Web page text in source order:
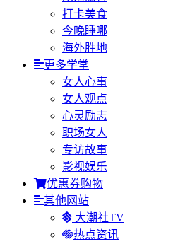
打卡美食
今晚睡哪
海外胜地
更多学堂
女人心事
女人观点
心灵励志
职场女人
专访故事
影视娱乐
优惠券购物
其他网站
大潮社TV
热点资讯